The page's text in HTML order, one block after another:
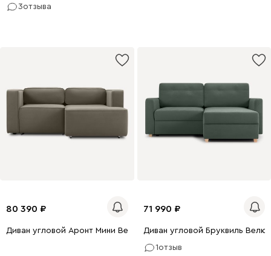
3отзыва
80 390
Диван угловой Аронт Мини Велюр Серо-зеленый
71 990
Диван угловой Бруквиль
1отзыв